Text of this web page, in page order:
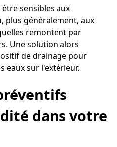
sensibles aux
plus généralement, aux
remontent par
Une solution alors
de drainage pour
eaux sur l'extérieur.
dans votre